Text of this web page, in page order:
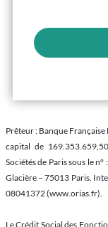
Prêteur : Banque
capital de
Sociétés de Paris sous le
Glacière – 75013 Paris.
08041372 (www.orias.fr).
Le Crédit Social des